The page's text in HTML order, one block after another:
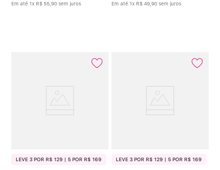
Em até 1x R$ 55 90 sem juros Em até 1x R$ 49 90 sem juros
LEVE 3 POR R$ 129 | 5 POR R$ 169 LEVE 3 POR R$ 129 | 5 POR R$ 169